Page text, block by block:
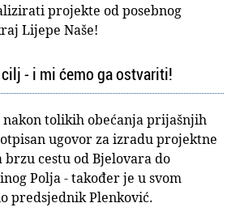
projekte od posebnog
Lijepe Naše!
- i mi ćemo ga ostvariti!
nakon tolikih obećanja prijašnjih
ugovor za izradu projektne
cestu od Bjelovara do
Polja - također je u svom
predsjednik Plenković.